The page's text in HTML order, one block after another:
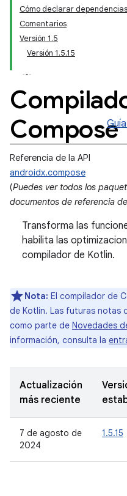
Cómo declarar dependencias
Comentarios
Versión 1.5
Versión 1.5.15
Compose
Referencia de la API
androidx.compose
(Puedes ver todos los
documentos de referencia
Transforma las
habilita las
compilador de Kotlin.
Nota: El compilador de
de Kotlin. Las futuras notas
como parte de Novedades
información, consulta la
Actualización
más reciente
7 de agosto de
2024
1.5.15